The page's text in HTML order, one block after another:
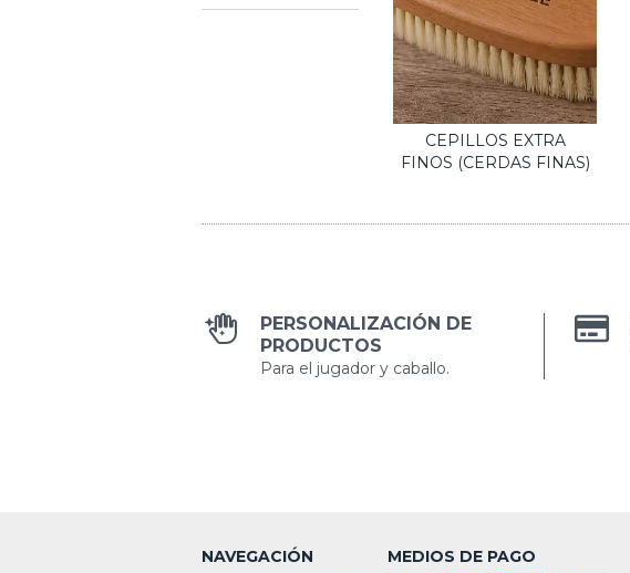
CEPILLOS EXTRA
FINOS (CERDAS FINAS)
PERSONALIZACIÓN DE
PRODUCTOS
Para el jugador y caballo.
NAVEGACIÓN
MEDIOS DE PAGO